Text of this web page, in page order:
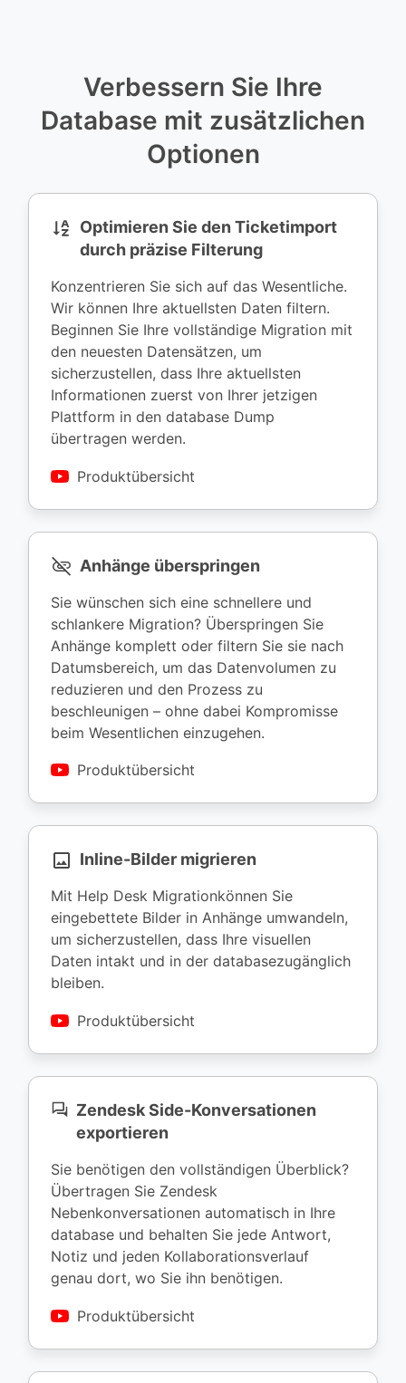
Verbessern Sie Ihre
Database mit zusätzlichen
Optionen
Optimieren Sie den Ticketimport
durch präzise Filterung
Konzentrieren Sie sich auf das Wesentliche.
Wir können Ihre aktuellsten Daten filtern.
Beginnen Sie Ihre vollständige Migration mit
den neuesten Datensätzen, um
sicherzustellen, dass Ihre aktuellsten
Informationen zuerst von Ihrer jetzigen
Plattform in den database Dump
übertragen werden.
Produktübersicht
Anhänge überspringen
Sie wünschen sich eine schnellere und
schlankere Migration? Überspringen Sie
Anhänge komplett oder filtern Sie sie nach
Datumsbereich, um das Datenvolumen zu
reduzieren und den Prozess zu
beschleunigen – ohne dabei Kompromisse
beim Wesentlichen einzugehen.
Produktübersicht
Inline-Bilder migrieren
Mit Help Desk Migrationkönnen Sie
eingebettete Bilder in Anhänge umwandeln,
um sicherzustellen, dass Ihre visuellen
Daten intakt und in der databasezugänglich
bleiben.
Produktübersicht
Zendesk Side-Konversationen
exportieren
Sie benötigen den vollständigen Überblick?
Übertragen Sie Zendesk
Nebenkonversationen automatisch in Ihre
database und behalten Sie jede Antwort,
Notiz und jeden Kollaborationsverlauf
genau dort, wo Sie ihn benötigen.
Produktübersicht